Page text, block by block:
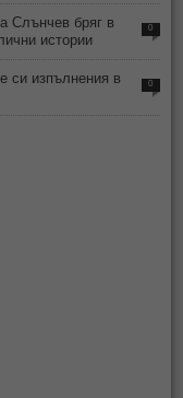
Слънчев бряг в
истории
0
си изпълнения в
0